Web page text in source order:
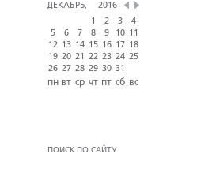
ДЕКАБРЬ,
2016
1
2 3
4
5
6 7 8 9 10
11
12 13 14 15 16 17
18
19 20 21 22 23 24 25
26 27 28 29 30 31
пн вт ср чт пт сб вс
ПОИСК ПО САЙТУ